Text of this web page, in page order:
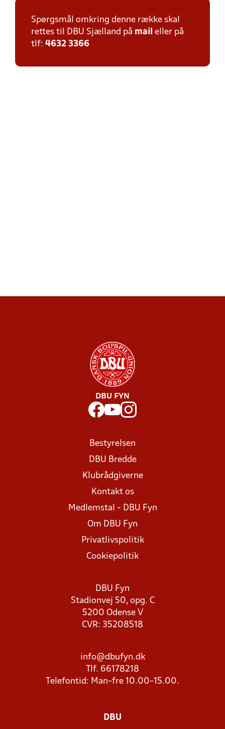
Spørgsmål omkring denne række skal
rettes til DBU Sjælland på mail eller på
tlf: 4632 3366
DBU FYN
Bestyrelsen
DBU Bredde
Klubrådgiverne
Kontakt os
Medlemstal - DBU Fyn
Om DBU Fyn
Privatlivspolitik
Cookiepolitik
DBU Fyn
Stadionvej 50, opg. C
5200 Odense V
CVR: 35208518
info@dbufyn.dk
Tlf. 66178218
Telefontid: Man-fre 10.00-15.00.
DBU